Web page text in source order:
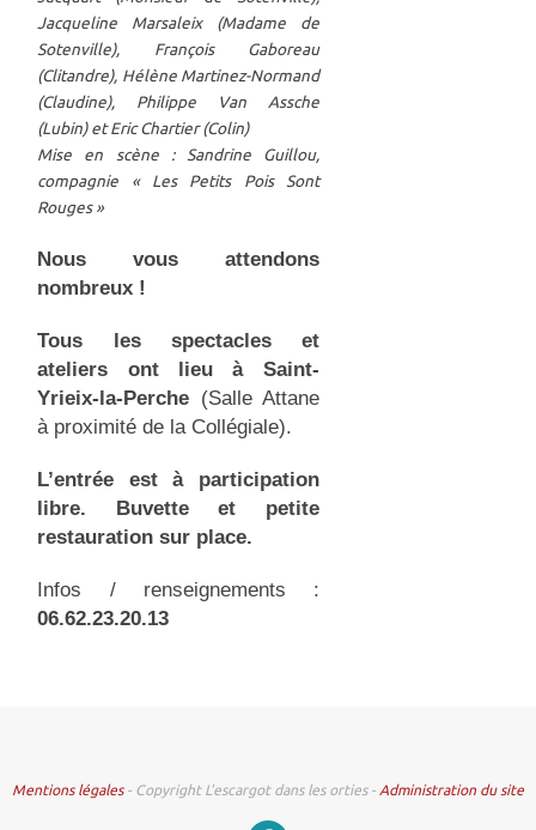
Jacqueline Marsaleix (Madame de
Sotenville), François Gaboreau
(Clitandre), Hélène Martinez-Normand
(Claudine), Philippe Van Assche
(Lubin) et Eric Chartier (Colin)
Mise en scène : Sandrine Guillou,
compagnie « Les Petits Pois Sont
Rouges »
Nous vous attendons
nombreux !
Tous les spectacles et
ateliers ont lieu à Saint-
Yrieix-la-Perche (Salle Attane
à proximité de la Collégiale).
L’entrée est à participation
libre. Buvette et petite
restauration sur place.
Infos / renseignements :
06.62.23.20.13
Mentions légales- Copyright L'escargot dans les orties -Administration du site